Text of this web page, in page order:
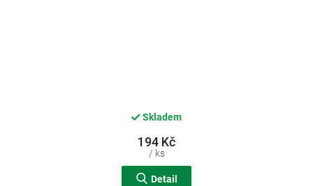
Skladem
194 Kč
/ ks
Detail